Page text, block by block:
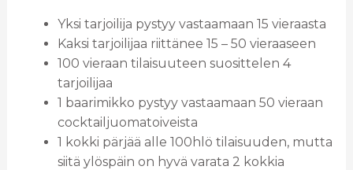
Yksi tarjoilija pystyy vastaamaan 15 vieraasta
Kaksi tarjoilijaa riittänee 15 – 50 vieraaseen
100 vieraan tilaisuuteen suosittelen 4
tarjoilijaa
1 baarimikko pystyy vastaamaan 50 vieraan
cocktailjuomatoiveista
1 kokki pärjää alle 100hlö tilaisuuden, mutta
siitä ylöspäin on hyvä varata 2 kokkia